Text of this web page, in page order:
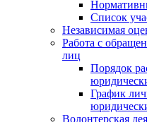
Список
Независимая
Работа с
лиц
Порядок
График
Волонтерская